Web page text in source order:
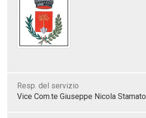
Resp. del servizio
Vice Com.te Giuseppe Nicola Stamato